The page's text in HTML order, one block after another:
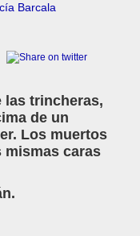
o
n
Barcala
las trincheras,
de un
Los muertos
caras